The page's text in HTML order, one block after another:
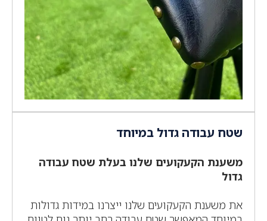
שטח עבודה גדול במיוחד
משענת הקעקועים שלנו בעלת שטח עבודה
גדול
את משענת הקעקועים שלנו ייצרנו במידות גדולות